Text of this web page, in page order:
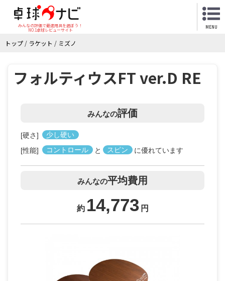
みんなの評価で最適用具を選ぼう！
NO.1卓球レビューサイト
MENU
トップ / ラケット / ミズノ
フォルティウスFT ver.D RE
みんなの評価
[硬さ]
少し硬い
[性能]
コントロール と スピン に優れています
みんなの平均費用
約 14,773 円